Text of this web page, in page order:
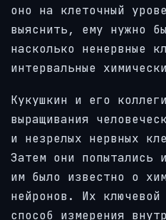
оно на клеточный
выяснить, ему нужно
насколько ненервные
интервальные
Кукушкин и его
выращивания
и незрелых нервных
Затем они попытались
им было известно о
нейронов. Их ключевой
способ измерения